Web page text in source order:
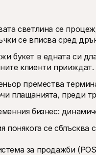
светлина се
се вписва сред
букет в едната си
клиенти прииждат.
премества
плащанията, преди
бизнес:
понякога се
за продажби